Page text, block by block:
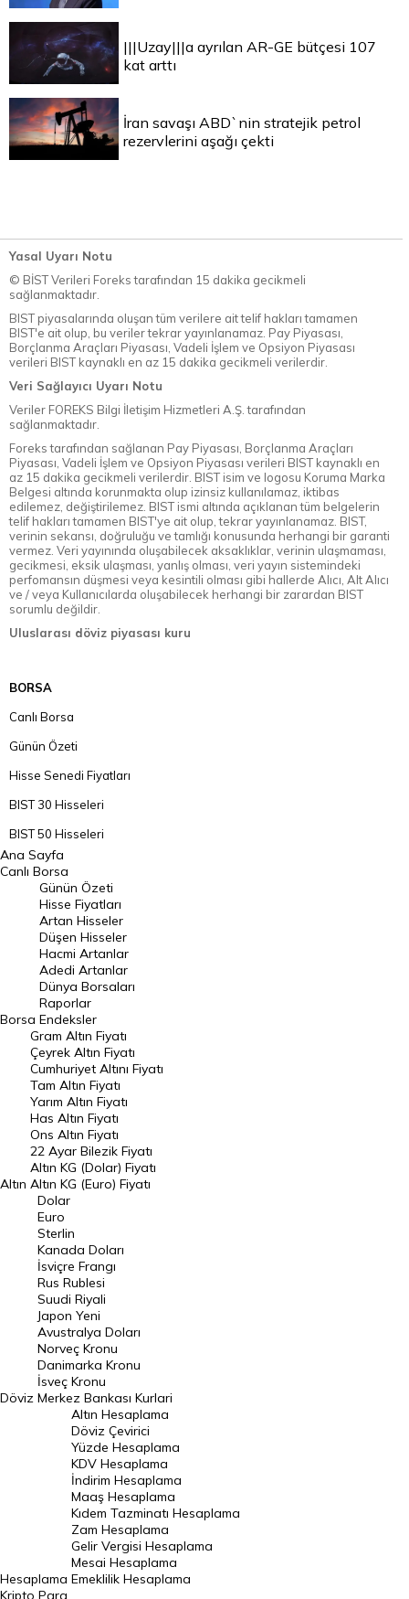
|||Uzay|||a ayrılan AR-GE bütçesi 107
kat arttı
İran savaşı ABD`nin stratejik petrol
rezervlerini aşağı çekti
Yasal Uyarı Notu
© BİST Verileri Foreks tarafından 15 dakika gecikmeli
sağlanmaktadır.
BIST piyasalarında oluşan tüm verilere ait telif hakları tamamen
BIST'e ait olup, bu veriler tekrar yayınlanamaz. Pay Piyasası,
Borçlanma Araçları Piyasası, Vadeli İşlem ve Opsiyon Piyasası
verileri BIST kaynaklı en az 15 dakika gecikmeli verilerdir.
Veri Sağlayıcı Uyarı Notu
Veriler FOREKS Bilgi İletişim Hizmetleri A.Ş. tarafından
sağlanmaktadır.
Foreks tarafından sağlanan Pay Piyasası, Borçlanma Araçları
Piyasası, Vadeli İşlem ve Opsiyon Piyasası verileri BIST kaynaklı en
az 15 dakika gecikmeli verilerdir. BIST isim ve logosu Koruma Marka
Belgesi altında korunmakta olup izinsiz kullanılamaz, iktibas
edilemez, değiştirilemez. BIST ismi altında açıklanan tüm belgelerin
telif hakları tamamen BIST'ye ait olup, tekrar yayınlanamaz. BIST,
verinin sekansı, doğruluğu ve tamlığı konusunda herhangi bir garanti
vermez. Veri yayınında oluşabilecek aksaklıklar, verinin ulaşmaması,
gecikmesi, eksik ulaşması, yanlış olması, veri yayın sistemindeki
perfomansın düşmesi veya kesintili olması gibi hallerde Alıcı, Alt Alıcı
ve / veya Kullanıcılarda oluşabilecek herhangi bir zarardan BIST
sorumlu değildir.
Uluslarası döviz piyasası kuru
BORSA
Canlı Borsa
Günün Özeti
Hisse Senedi Fiyatları
BIST 30 Hisseleri
BIST 50 Hisseleri
BIST 100 Hisseleri
En Çok Artan Hisseler
En Çok Düşen Hisseler
Hacmi Artanlar
Geçmiş Kapanışlar
Dünya Borsaları
Raporlar
Endeksler
DÖVİZ
Döviz Kuru
Dolar Kuru
Euro Kuru
Pound Kuru
Frank Kuru
Riyal Kuru
Avustralya Doları
Danimarka Kronu Kuru
Kanada Doları Kuru
Norveç Kronu Kuru
İsveç Kronu Kuru
Japon Yeni Kuru
Serbest Piyasa Döviz Kurları
Merkez Bankası Döviz Kurları
Altın Fiyatları
Ana Sayfa
Canlı Borsa
Borsa
Günün Özeti
Hisse Fiyatları
Artan Hisseler
Düşen Hisseler
Hacmi Artanlar
Adedi Artanlar
Dünya Borsaları
Raporlar
Endeksler
Altın
Gram Altın Fiyatı
Çeyrek Altın Fiyatı
Cumhuriyet Altını Fiyatı
Tam Altın Fiyatı
Yarım Altın Fiyatı
Has Altın Fiyatı
Ons Altın Fiyatı
22 Ayar Bilezik Fiyatı
Altın KG (Dolar) Fiyatı
Altın KG (Euro) Fiyatı
Döviz
Dolar
Euro
Sterlin
Kanada Doları
İsviçre Frangı
Rus Rublesi
Suudi Riyali
Japon Yeni
Avustralya Doları
Norveç Kronu
Danimarka Kronu
İsveç Kronu
Merkez Bankası Kurlari
Hesaplama
Altın Hesaplama
Döviz Çevirici
Yüzde Hesaplama
KDV Hesaplama
İndirim Hesaplama
Maaş Hesaplama
Kıdem Tazminatı Hesaplama
Zam Hesaplama
Gelir Vergisi Hesaplama
Mesai Hesaplama
Emeklilik Hesaplama
Kripto Para